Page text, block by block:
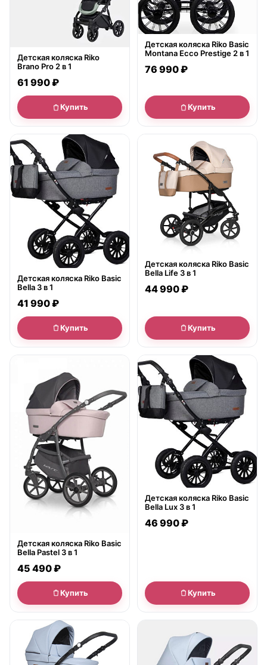
Детская коляска Riko
Brano Pro 2 в 1
61 990 ₽
Купить
Детская коляска Riko Basic
Montana Ecco Prestige 2 в 1
76 990 ₽
Купить
● в наличии
Детская коляска Riko Basic
Bella 3 в 1
41 990 ₽
Купить
Детская коляска Riko Basic
Bella Life 3 в 1
44 990 ₽
Купить
Детская коляска Riko Basic
Bella Pastel 3 в 1
45 490 ₽
Купить
● в наличии
Детская коляска Riko Basic
Bella Lux 3 в 1
46 990 ₽
Купить
● в наличии